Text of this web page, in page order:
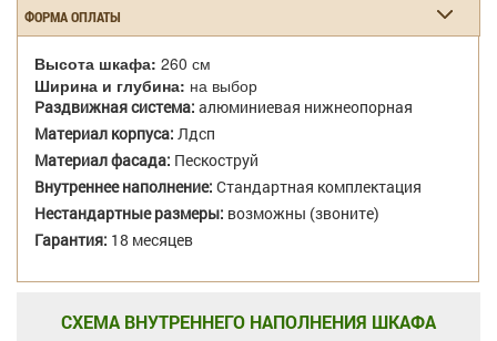
ФОРМА ОПЛАТЫ
Высота шкафа: 260 см
Ширина и глубина: на выбор
Раздвижная система: алюминиевая нижнеопорная
Материал корпуса: Лдсп
Материал фасада: Пескоструй
Внутреннее наполнение: Стандартная комплектация
Нестандартные размеры: возможны (звоните)
Гарантия: 18 месяцев
СХЕМА ВНУТРЕННЕГО НАПОЛНЕНИЯ ШКАФА